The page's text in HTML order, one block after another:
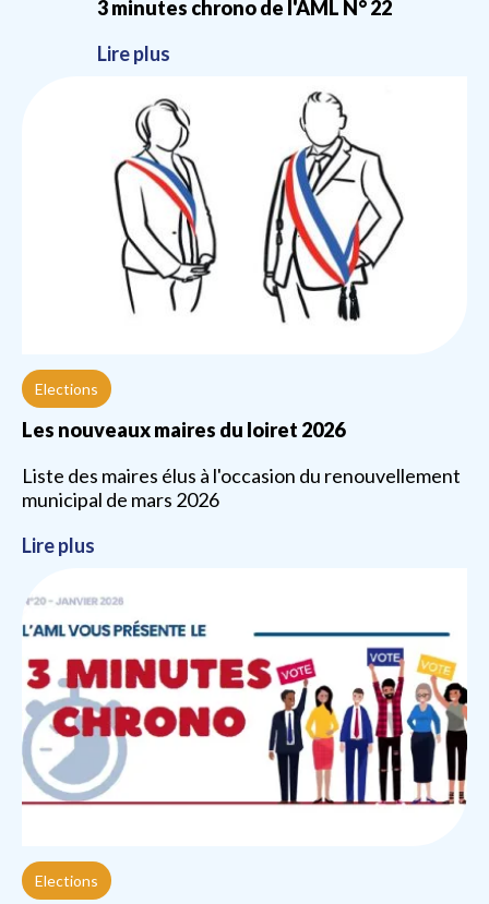
3 minutes chrono de l'AML N° 22
Lire plus
Elections
Les nouveaux maires du loiret 2026
Liste des maires élus à l'occasion du renouvellement
municipal de mars 2026
Lire plus
Elections